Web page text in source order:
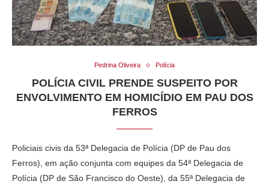
Pedrina Oliveira Polícia
POLÍCIA CIVIL PRENDE SUSPEITO POR
ENVOLVIMENTO EM HOMICÍDIO EM PAU DOS
FERROS
Policiais civis da 53ª Delegacia de Polícia (DP de Pau dos
Ferros), em ação conjunta com equipes da 54ª Delegacia de
Polícia (DP de São Francisco do Oeste), da 55ª Delegacia de